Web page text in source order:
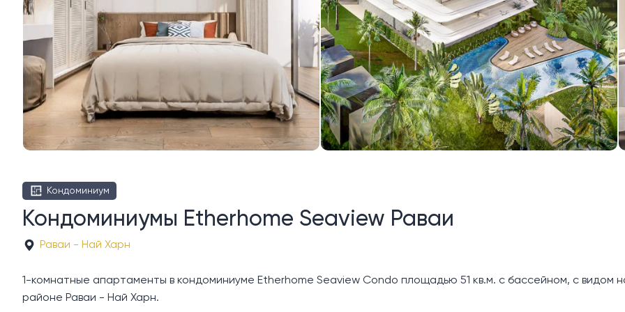
Кондоминиум
Кондоминиумы Etherhome Seaview Раваи
Раваи - Най Харн
1-комнатные апартаменты в кондоминиуме Etherhome Seaview Condo площадью 51 кв.м. с бассейном, с видом
районе Раваи - Най Харн.